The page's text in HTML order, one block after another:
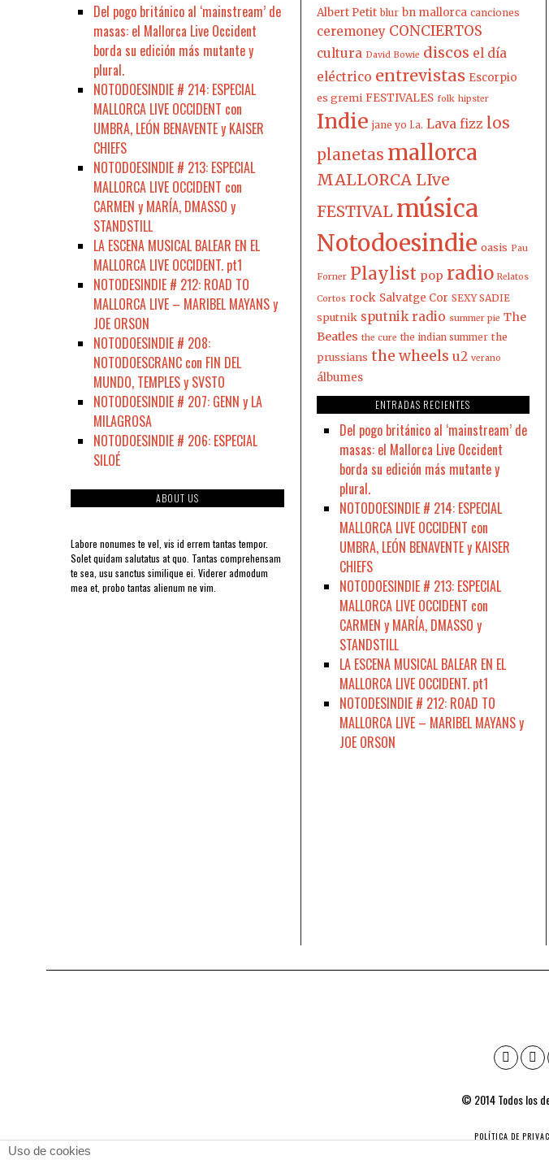
Del pogo británico al ‘mainstream’ de
masas: el Mallorca Live Occident
borda su edición más mutante y
plural.
NOTODOESINDIE # 214: ESPECIAL
MALLORCA LIVE OCCIDENT con
UMBRA, LEÓN BENAVENTE y KAISER
CHIEFS
NOTODOESINDIE # 213: ESPECIAL
MALLORCA LIVE OCCIDENT con
CARMEN y MARÍA, DMASSO y
STANDSTILL
LA ESCENA MUSICAL BALEAR EN EL
MALLORCA LIVE OCCIDENT. pt1
NOTODESINDIE # 212: ROAD TO
MALLORCA LIVE – MARIBEL MAYANS y
JOE ORSON
NOTODOESINDIE # 208:
NOTODOESCRANC con FIN DEL
MUNDO, TEMPLES y SVSTO
NOTODOESINDIE # 207: GENN y LA
MILAGROSA
NOTODOESINDIE # 206: ESPECIAL
SILOÉ
ABOUT US
Labore nonumes te vel, vis id errem tantas tempor.
Solet quidam salutatus at quo. Tantas comprehensam
te sea, usu sanctus similique ei. Viderer admodum
mea et, probo tantas alienum ne vim.
Albert Petit blur bn mallorca canciones
ceremoney CONCIERTOS
cultura David Bowie discos el día
eléctrico entrevistas Escorpio
es gremi FESTIVALES folk hipster
Indie jane yo l.a. Lava fizz los
planetas mallorca
MALLORCA LIve
FESTIVAL música
Notodoesindie oasis Pau
Forner Playlist pop radio Relatos
Cortos rock Salvatge Cor SEXY SADIE
sputnik sputnik radio summer pie The
Beatles the cure the indian summer the
prussians the wheels u2 verano
álbumes
ENTRADAS RECIENTES
Del pogo británico al ‘mainstream’ de
masas: el Mallorca Live Occident
borda su edición más mutante y
plural.
NOTODOESINDIE # 214: ESPECIAL
MALLORCA LIVE OCCIDENT con
UMBRA, LEÓN BENAVENTE y KAISER
CHIEFS
NOTODOESINDIE # 213: ESPECIAL
MALLORCA LIVE OCCIDENT con
CARMEN y MARÍA, DMASSO y
STANDSTILL
LA ESCENA MUSICAL BALEAR EN EL
MALLORCA LIVE OCCIDENT. pt1
NOTODESINDIE # 212: ROAD TO
MALLORCA LIVE – MARIBEL MAYANS y
JOE ORSON
© 2014 Todos los
POLÍTICA DE
Uso de cookies